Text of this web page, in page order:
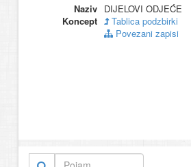
Naziv DIJELOVI ODJEĆE
Koncept
Tablica podzbirki
Povezani zapisi